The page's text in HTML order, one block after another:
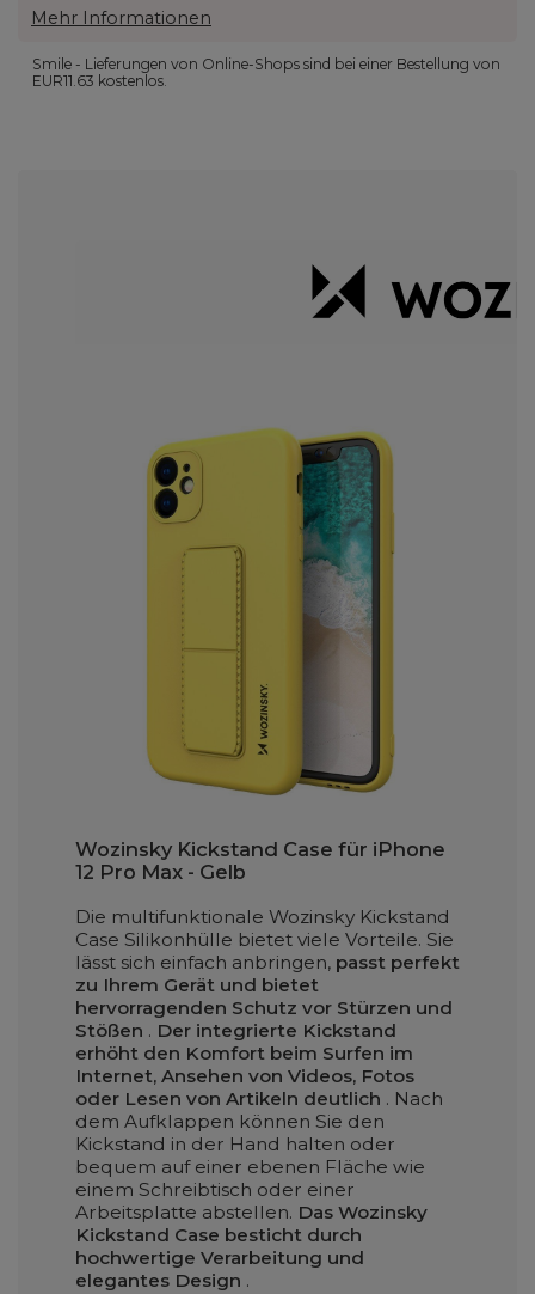
Mehr Informationen
Smile - Lieferungen von Online-Shops sind bei einer Bestellung von
EUR11.63 kostenlos.
Wozinsky Kickstand Case für iPhone
12 Pro Max - Gelb
Die multifunktionale Wozinsky Kickstand
Case Silikonhülle bietet viele Vorteile. Sie
lässt sich einfach anbringen, passt perfekt
zu Ihrem Gerät und bietet
hervorragenden Schutz vor Stürzen und
Stößen . Der integrierte Kickstand
erhöht den Komfort beim Surfen im
Internet, Ansehen von Videos, Fotos
oder Lesen von Artikeln deutlich . Nach
dem Aufklappen können Sie den
Kickstand in der Hand halten oder
bequem auf einer ebenen Fläche wie
einem Schreibtisch oder einer
Arbeitsplatte abstellen. Das Wozinsky
Kickstand Case besticht durch
hochwertige Verarbeitung und
elegantes Design .